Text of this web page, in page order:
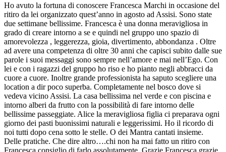
Ho avuto la fortuna di conoscere Francesca Marchi in occasione del
ritiro da lei organizzato quest’anno in agosto ad Assisi. Sono state
due settimane bellissime. Francesca è una donna meravigliosa in
grado di creare intorno a se e quindi nel gruppo uno spazio di
amorevolezza , leggerezza, gioia, divertimento, abbondanza . Oltre
ad avere una competenza di oltre 30 anni che capisci subito dalle sue
parole i suoi messaggi sono sempre nell’amore e mai nell’Ego. Con
lei e con i ragazzi del gruppo ho riso e ho pianto negli abbracci da
cuore a cuore. Inoltre grande professionista ha saputo scegliere una
location a dir poco superba. Completamente nel bosco dove si
vedeva vicino Assisi. La casa bellissima nel verde e con piscina e
intorno alberi da frutto con la possibilità di fare intorno delle
bellissime passeggiate. Alice la meravigliosa figlia ci preparava ogni
giorno dei pasti buonissimi naturali e leggerissimi. Ho il ricordo di
noi tutti dopo cena sotto le stelle. O dei Mantra cantati insieme.
Delle pratiche. Che dire altro….chi non ha mai fatto un ritiro con
Francesca consiglio di farlo assolutamente. Grazie Francesca grazie